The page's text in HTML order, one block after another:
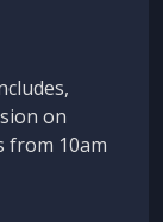
on
from 10am